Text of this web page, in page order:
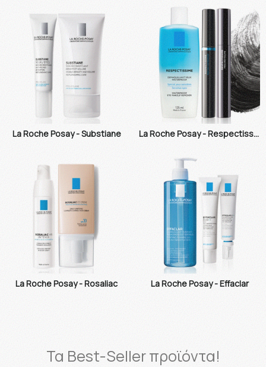
La Roche Posay - Substiane La Roche Posay - Respectissime
La Roche Posay - Rosaliac La Roche Posay - Effaclar
Τα Best-Seller προϊόντα!